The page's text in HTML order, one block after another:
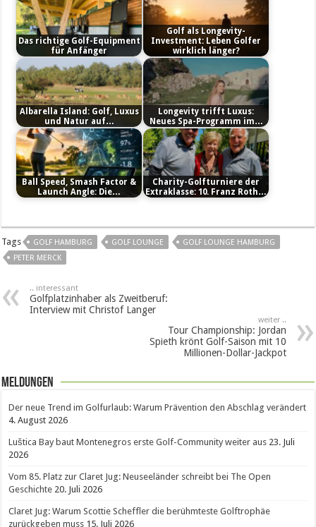
Das richtige Golf-Equipment
für Anfänger
Golf als Longevity-
Investment: Leben Golfer
wirklich länger?
Albarella Island: Golf, Luxus
und Natur auf…
Longevity trifft Luxus:
Neues Spa-Programm im…
Ball Speed, Smash Factor &
Launch Angle: Die…
Charity-Golfturniere der
Extraklasse: 10. Franz Roth…
Tags GOLF HAMBURG GOLF LOUNGE
GOLF LOUNGE HAMBURG
PETER MERCK
.. interessant
Golfplatzinhaber als Zweitberuf:
Interview mit Christof Langer
weiter ..
Tour Championship: Jordan
Spieth krönt Golf-Saison mit 10
Millionen-Dollar-Jackpot
Meldungen
Der neue Trend im Golfurlaub: Warum Prävention den Abschlag verändert
4. August 2026
Luštica Bay baut Montenegros erste Golf-Community weiter aus 23. Juli
2026
Vom 85. Platz zur Claret Jug: Neuseeländer schreibt bei The Open
Geschichte 20. Juli 2026
Claret Jug: Warum Scottie Scheffler die berühmteste Golftrophäe
zurückgeben muss 15. Juli 2026